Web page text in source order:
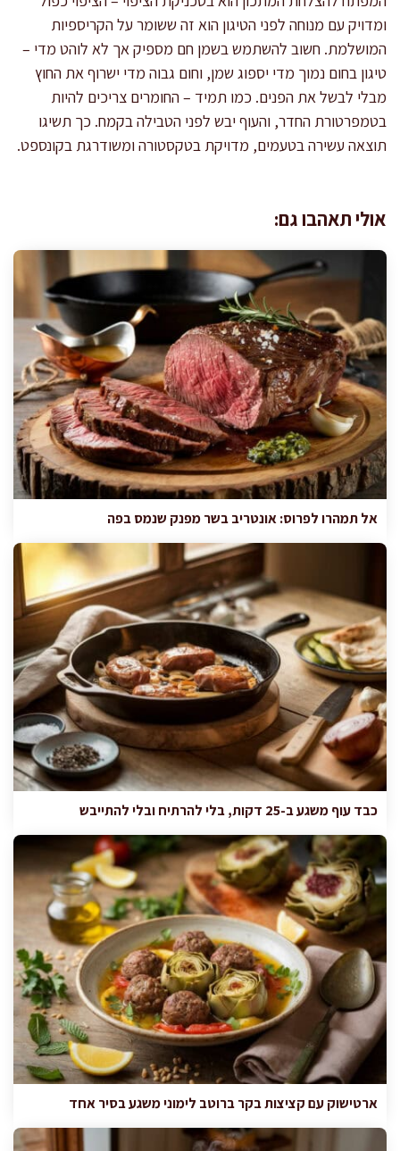
ומדויק עם מנוחה לפני הטיגון הוא זה ששומר על הקריספיות
המושלמת. חשוב להשתמש בשמן חם מספיק אך לא לוהט מדי –
טיגון בחום נמוך מדי יספוג שמן, וחום גבוה מדי ישרוף את החוץ
מבלי לבשל את הפנים. כמו תמיד – החומרים צריכים להיות
בטמפרטורת החדר, והעוף יבש לפני הטבילה בקמח. כך תשיגו
תוצאה עשירה בטעמים, מדויקת בטקסטורה ומשודרגת בקונספט.
אולי תאהבו גם:
אל תמהרו לפרוס: אונטריב בשר מפנק שנמס בפה
כבד עוף משגע ב-25 דקות, בלי להרתיח ובלי להתייבש
ארטישוק עם קציצות בקר ברוטב לימוני משגע בסיר אחד